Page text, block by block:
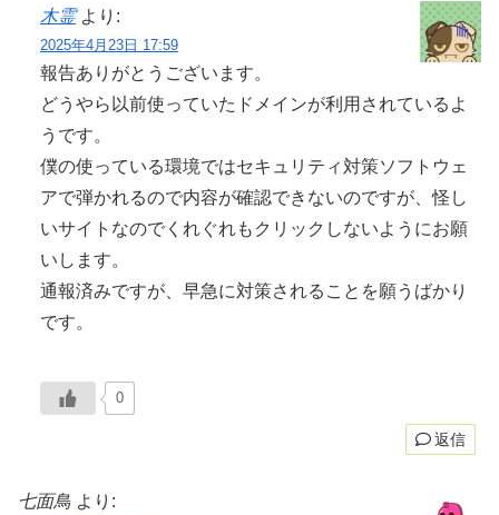
木霊 より:
2025年4月23日 17:59
報告ありがとうございます。
どうやら以前使っていたドメインが利用されているよ
うです。
僕の使っている環境ではセキュリティ対策ソフトウェ
アで弾かれるので内容が確認できないのですが、怪し
いサイトなのでくれぐれもクリックしないようにお願
いします。
通報済みですが、早急に対策されることを願うばかり
です。
0
返信
七面鳥 より: